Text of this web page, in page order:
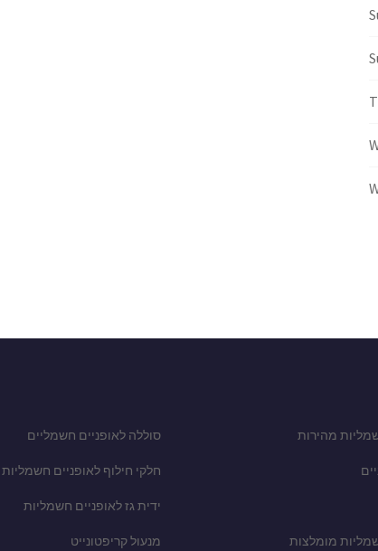
מהירות
מומלצות
סוללה לאופניים חשמליים
חלקי חילוף לאופניים חשמליות
ידית גז לאופניים חשמליות
מנעול קריפטונייט